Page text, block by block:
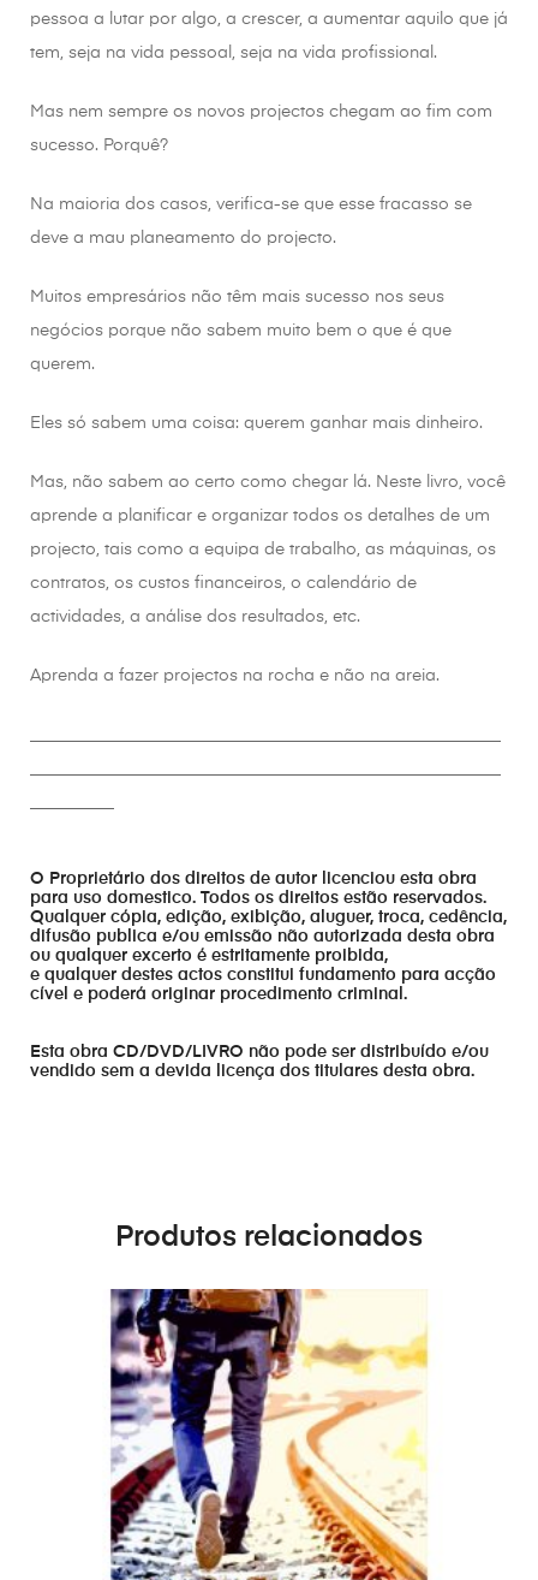
pessoa a lutar por algo, a crescer, a aumentar aquilo que já
tem, seja na vida pessoal, seja na vida profissional.
Mas nem sempre os novos projectos chegam ao fim com
sucesso. Porquê?
Na maioria dos casos, verifica-se que esse fracasso se
deve a mau planeamento do projecto.
Muitos empresários não têm mais sucesso nos seus
negócios porque não sabem muito bem o que é que
querem.
Eles só sabem uma coisa: querem ganhar mais dinheiro.
Mas, não sabem ao certo como chegar lá. Neste livro, você
aprende a planificar e organizar todos os detalhes de um
projecto, tais como a equipa de trabalho, as máquinas, os
contratos, os custos financeiros, o calendário de
actividades, a análise dos resultados, etc.
Aprenda a fazer projectos na rocha e não na areia.
O Proprietário dos direitos de autor licenciou esta obra
para uso domestico. Todos os direitos estão reservados.
Qualquer cópia, edição, exibição, aluguer, troca, cedência,
difusão publica e/ou emissão não autorizada desta obra
ou qualquer excerto é estritamente proibida,
e qualquer destes actos constitui fundamento para acção
cível e poderá originar procedimento criminal.
Esta obra CD/DVD/LIVRO não pode ser distribuído e/ou
vendido sem a devida licença dos titulares desta obra.
Produtos relacionados